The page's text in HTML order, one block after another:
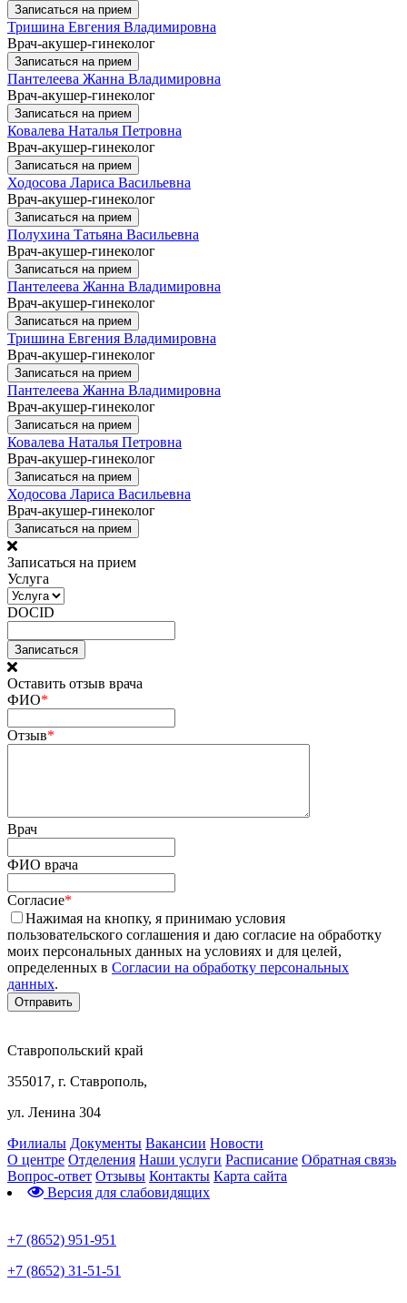
Записаться на прием
Тришина Евгения Владимировна
Врач-акушер-гинеколог
Записаться на прием
Пантелеева Жанна Владимировна
Врач-акушер-гинеколог
Записаться на прием
Ковалева Наталья Петровна
Врач-акушер-гинеколог
Записаться на прием
Ходосова Лариса Васильевна
Врач-акушер-гинеколог
Записаться на прием
Полухина Татьяна Васильевна
Врач-акушер-гинеколог
Записаться на прием
Пантелеева Жанна Владимировна
Врач-акушер-гинеколог
Записаться на прием
Тришина Евгения Владимировна
Врач-акушер-гинеколог
Записаться на прием
Пантелеева Жанна Владимировна
Врач-акушер-гинеколог
Записаться на прием
Ковалева Наталья Петровна
Врач-акушер-гинеколог
Записаться на прием
Ходосова Лариса Васильевна
Врач-акушер-гинеколог
Записаться на прием
Записаться на прием
Услуга
DOCID
Оставить отзыв врача
ФИО*
Отзыв*
Врач
ФИО врача
Согласие*
Нажимая на кнопку, я принимаю условия
пользовательского соглашения и даю согласие на обработку
моих персональных данных на условиях и для целей,
определенных в Согласии на обработку персональных
данных.
Ставропольский край
355017, г. Ставрополь,
ул. Ленина 304
Филиалы Документы Вакансии Новости
О центре Отделения Наши услуги Расписание Обратная связь
Вопрос-ответ Отзывы Контакты Карта сайта
Версия для слабовидящих
+7 (8652) 951-951
+7 (8652) 31-51-51